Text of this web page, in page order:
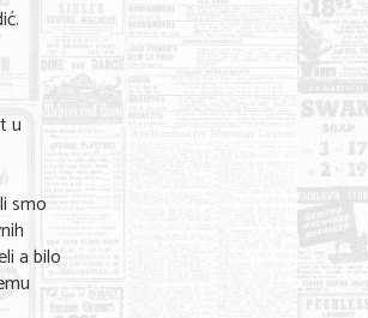
u
smo
a bilo